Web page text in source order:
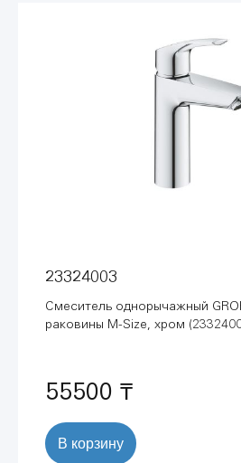
23324003
Смеситель однорычажный
раковины M-Size, хром
55500 ₸
В корзину